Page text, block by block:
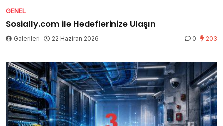
GENEL
Sosially.com ile Hedeflerinize Ulaşın
Galerileri 22 Haziran 2026 0 203